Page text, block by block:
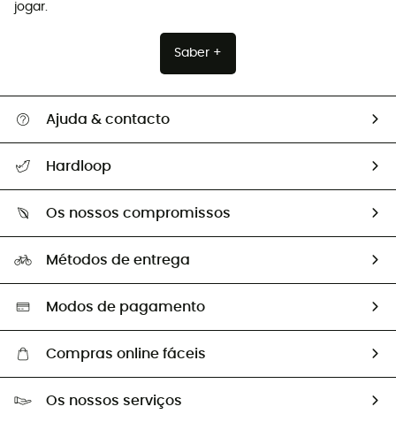
jogar.
Saber +
Ajuda & contacto
Devoluções e reembolsos
Guia de tamanhos
Trocas & Devoluções
Hardloop
Os nossos embaixadores
Os nossos compromissos
Seleção eco-responsável
Métodos de entrega
Modos de pagamento
Compras online fáceis
Devoluções gratuitas em 100 dias
Os nossos serviços